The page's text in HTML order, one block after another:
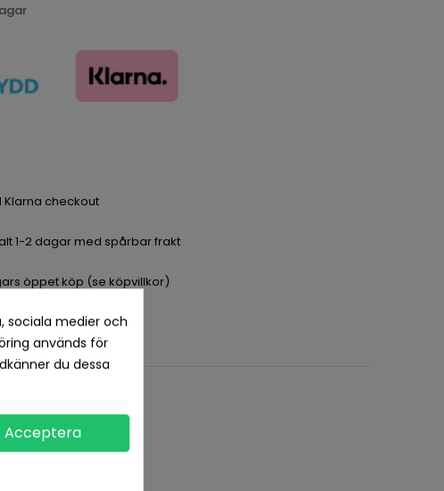
checkout
1-2 dagar med spårbar frakt
öppet köp (se köpvillkor)
sociala medier och
används för
du dessa
Acceptera